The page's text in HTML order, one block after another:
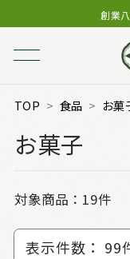
創業
TOP 食品 お菓
お菓子
対象商品： 19件
表示件数： 99